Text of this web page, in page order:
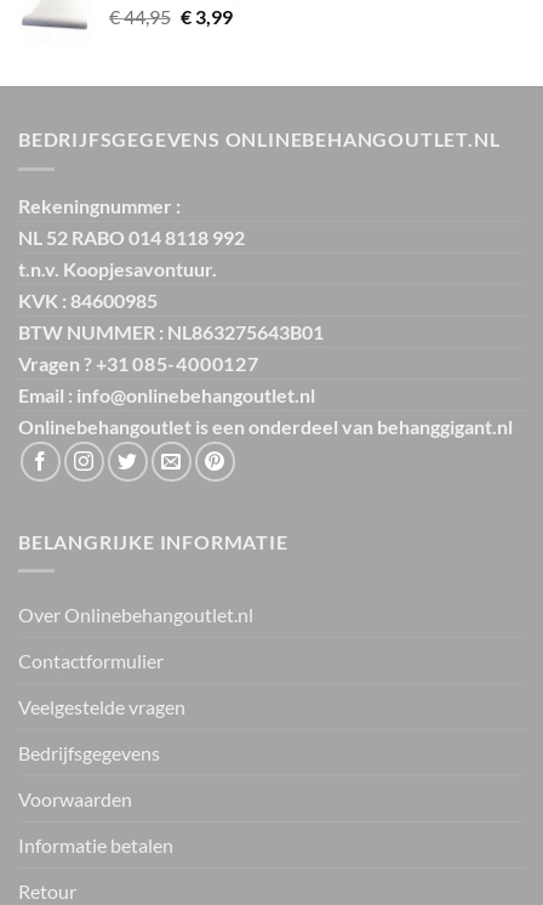
€44,95 Oorspronkelijke
€ 44,95.
€3,99Huidige
€ 3,99.
BEDRIJFSGEGEVENS ONLINEBEHANGOUTLET.NL
Rekeningnummer :
NL 52 RABO 014 8118 992
t.n.v. Koopjesavontuur.
KVK : 84600985
BTW NUMMER : NL863275643B01
Vragen ? +31 085-4000127
Email : info@onlinebehangoutlet.nl
Onlinebehangoutlet is een onderdeel van behanggigant.nl
BELANGRIJKE INFORMATIE
Over Onlinebehangoutlet.nl
Contactformulier
Veelgestelde vragen
Bedrijfsgegevens
Voorwaarden
Informatie betalen
Retour